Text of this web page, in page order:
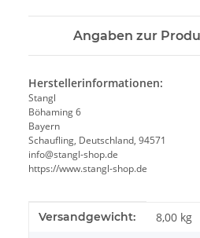
Angaben zur
Herstellerinformationen:
Stangl
Böhaming 6
Bayern
Schaufling, Deutschland, 94571
info@stangl-shop.de
https://www.stangl-shop.de
Produkteigenschaft
Wert
Versandgewicht: 8,00 kg